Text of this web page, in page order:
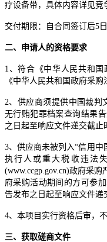
疗设备带，具体内容详见竞
交付期限： 自合同签订后5
二、申请人的资格要求
1、符合《中华人民共和
《中华人民共和国政府采
2、供应商须提供中国裁判
无行贿犯罪档案查询结果
之日起至响应文件递交截止
3、供应商未被列入“信用中
执行人或重大税收违法
(www.ccgp.gov.cn)政府采
府采购活动期间的方可参
告发布之日起至响应文件递
4、本项目实行资格后审，
三、获取磋商文件